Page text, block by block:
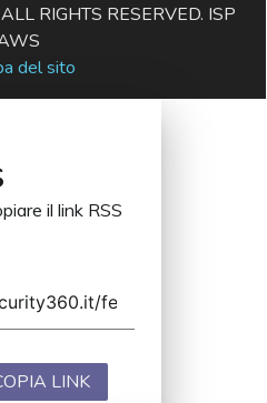
RIGHTS RESERVED. ISP
del sito
il link RSS
LINK